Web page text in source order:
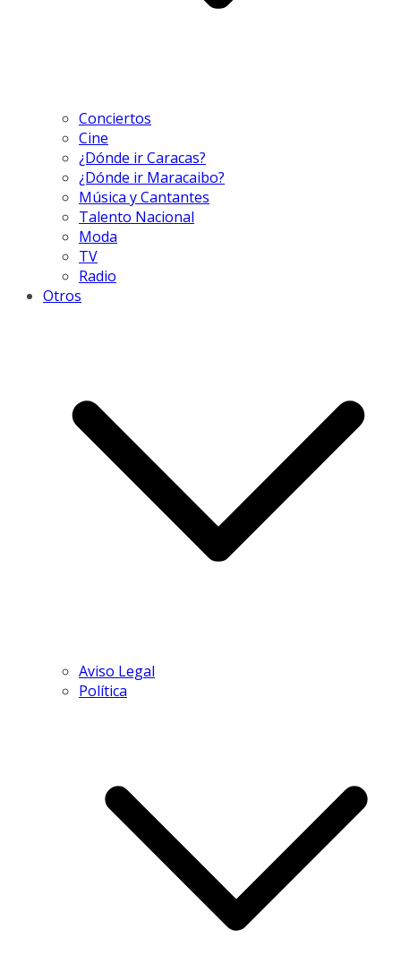
Conciertos
Cine
¿Dónde ir Caracas?
¿Dónde ir Maracaibo?
Música y Cantantes
Talento Nacional
Moda
TV
Radio
Otros
Aviso Legal
Política